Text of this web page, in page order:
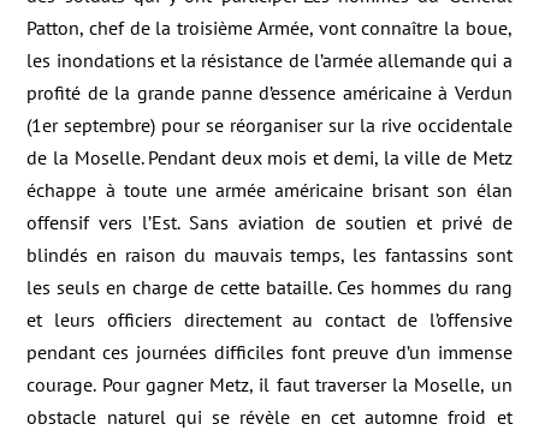
Patton, chef de la troisième Armée, vont connaître la boue,
les inondations et la résistance de l’armée allemande qui a
profité de la grande panne d’essence américaine à Verdun
(1er septembre) pour se réorganiser sur la rive occidentale
de la Moselle. Pendant deux mois et demi, la ville de Metz
échappe à toute une armée américaine brisant son élan
offensif vers l’Est. Sans aviation de soutien et privé de
blindés en raison du mauvais temps, les fantassins sont
les seuls en charge de cette bataille. Ces hommes du rang
et leurs officiers directement au contact de l’offensive
pendant ces journées difficiles font preuve d’un immense
courage. Pour gagner Metz, il faut traverser la Moselle, un
obstacle naturel qui se révèle en cet automne froid et